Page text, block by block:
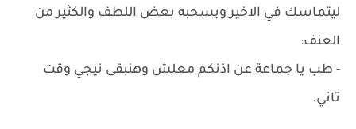
ليتماسك في الاخير ويسحبه بعض اللطف والكثير من
العنف:
- طب يا جماعة عن اذنكم معلش وهنبقى نيجي وقت
تاني.